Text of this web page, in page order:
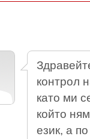
контрол
като ми
който
език, а